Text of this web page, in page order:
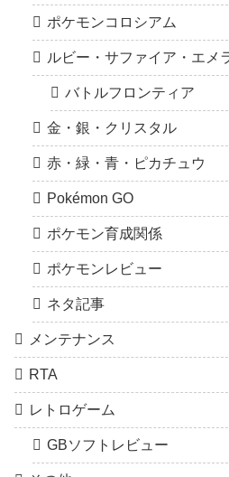
ポケモンコロシアム
ルビー・サファイア・エメ
バトルフロンティア
金・銀・クリスタル
赤・緑・青・ピカチュウ
Pokémon GO
ポケモン育成関係
ポケモンレビュー
ネタ記事
メンテナンス
RTA
レトロゲーム
GBソフトレビュー